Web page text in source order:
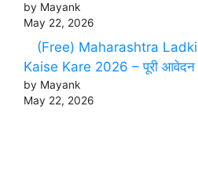
by Mayank
May 22, 2026
(Free) Maharashtra
Kaise Kare 2026 – पूरी आवेदन
by Mayank
May 22, 2026